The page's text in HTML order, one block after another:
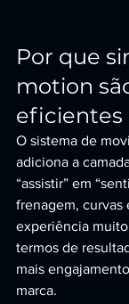
Por que
motion
eficientes
O sistema de
adiciona a
“assistir” em
frenagem, curvas
experiência
termos de
mais
marca.